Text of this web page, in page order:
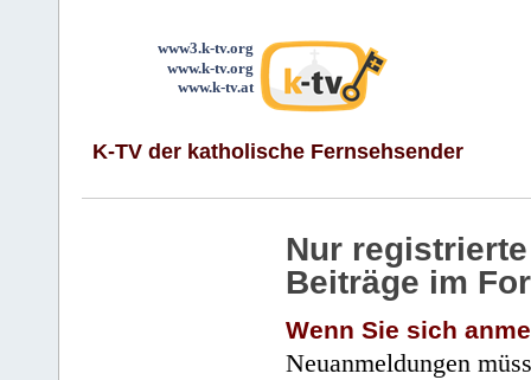
www3.k-tv.org
www.k-tv.org
www.k-tv.at
K-TV der katholische Fernsehsender
Nur
Beiträge im
Wenn Sie sich
Neuanmeldungen